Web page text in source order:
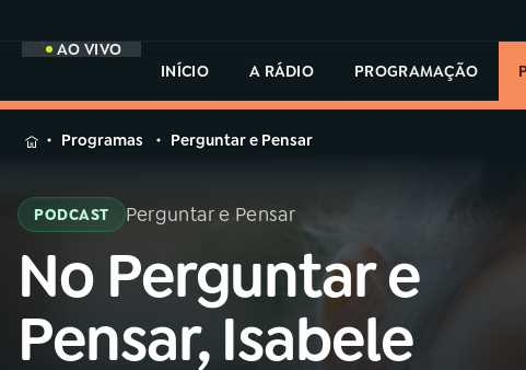
AO VIVO
INÍCIO
A RÁDIO PROGRAMAÇÃO
MENU
Buscar
na
Rádio
MEC
AO VIVO
na
Rádio
Programas Perguntar e Pensar
PODCAST Perguntar e Pensar
No Perguntar e
Pensar, Isabele